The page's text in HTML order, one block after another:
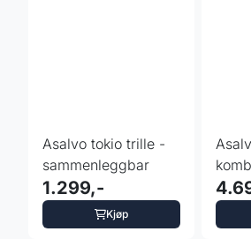
Asalvo tokio trille -
sammenleggbar
1.299,-
Kjøp